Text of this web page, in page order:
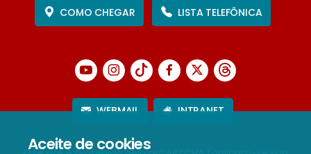
Aceite de cookies
COMO CHEGAR
LISTA TELEFÔNICA
WEBMAIL INTRANET